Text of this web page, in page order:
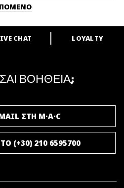
CHAT LOYALTY
ΒΟΗΘΕΙΑ;
ΣΤΗ M·A·C
(+30) 210 6595700